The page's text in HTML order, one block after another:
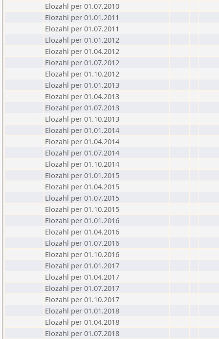
Elozahl per 01.07.2010
Elozahl per 01.01.2011
Elozahl per 01.07.2011
Elozahl per 01.01.2012
Elozahl per 01.04.2012
Elozahl per 01.07.2012
Elozahl per 01.10.2012
Elozahl per 01.01.2013
Elozahl per 01.04.2013
Elozahl per 01.07.2013
Elozahl per 01.10.2013
Elozahl per 01.01.2014
Elozahl per 01.04.2014
Elozahl per 01.07.2014
Elozahl per 01.10.2014
Elozahl per 01.01.2015
Elozahl per 01.04.2015
Elozahl per 01.07.2015
Elozahl per 01.10.2015
Elozahl per 01.01.2016
Elozahl per 01.04.2016
Elozahl per 01.07.2016
Elozahl per 01.10.2016
Elozahl per 01.01.2017
Elozahl per 01.04.2017
Elozahl per 01.07.2017
Elozahl per 01.10.2017
Elozahl per 01.01.2018
Elozahl per 01.04.2018
Elozahl per 01.07.2018